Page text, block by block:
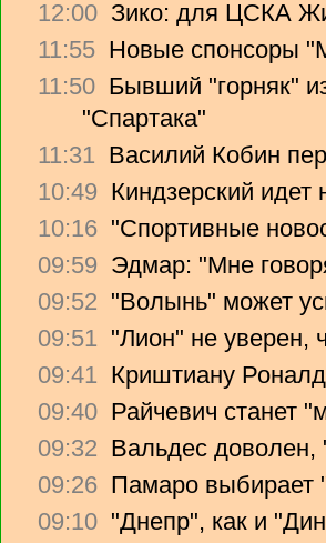
12:00 Зико: для ЦСКА
11:55 Новые спонсоры
11:50 Бывший "горняк"
"Спартака"
11:31 Василий Кобин
10:49 Киндзерский
10:16 "Спортивные
09:59 Эдмар: "Мне
09:52 "Волынь" может
09:51 "Лион" не уверен,
09:41 Криштиану
09:40 Райчевич станет
09:32 Вальдес
09:26 Памаро выбирает
09:10 "Днепр", как и